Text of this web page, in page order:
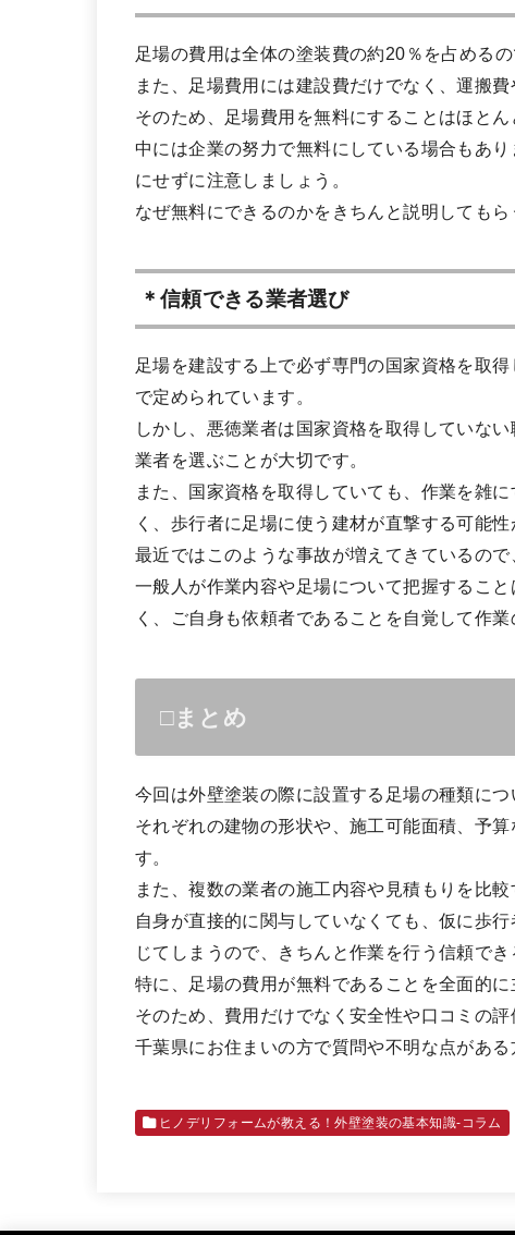
足場の費用は全体の塗装費の約20％を占めるの
また、足場費用には建設費だけでなく、運搬
そのため、足場費用を無料にすることはほとん
中には企業の努力で無料にしている場合もあ
にせずに注意しましょう。
なぜ無料にできるのかをきちんと説明してもら
＊信頼できる業者選び
足場を建設する上で必ず専門の国家資格を取
で定められています。
しかし、悪徳業者は国家資格を取得していな
業者を選ぶことが大切です。
また、国家資格を取得していても、作業を雑
く、歩行者に足場に使う建材が直撃する可能性
最近ではこのような事故が増えてきているので
一般人が作業内容や足場について把握するこ
く、ご自身も依頼者であることを自覚して作
□まとめ
今回は外壁塗装の際に設置する足場の種類につ
それぞれの建物の形状や、施工可能面積、予
す。
また、複数の業者の施工内容や見積もりを比
自身が直接的に関与していなくても、仮に歩
じてしまうので、きちんと作業を行う信頼でき
特に、足場の費用が無料であることを全面的
そのため、費用だけでなく安全性や口コミの評
千葉県にお住まいの方で質問や不明な点がある
ヒノデリフォームが教える！外壁塗装の基本知識‐コラム